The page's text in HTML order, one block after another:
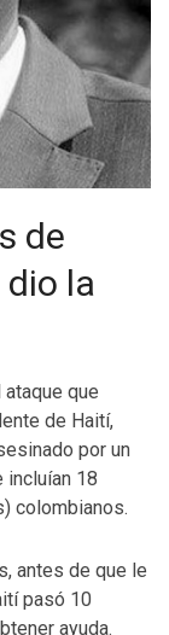
de
la
que
de Haití,
por un
incluían 18
colombianos.
antes de que le
pasó 10
ayuda.